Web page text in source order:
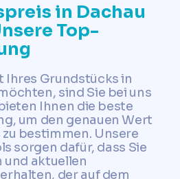
in Dachau
Top-
Ihres Grundstücks in
sind Sie bei uns
Ihnen die beste
um den genauen Wert
bestimmen. Unsere
sorgen dafür, dass Sie
und aktuellen
der auf dem